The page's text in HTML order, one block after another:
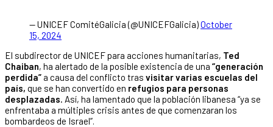
— UNICEF ComitéGalicia (@UNICEFGalicia)October
15, 2024
El subdirector de UNICEF para acciones humanitarias, Ted
Chaiban, ha alertado de la posible existencia de una “generación
perdida” a causa del conflicto tras visitar varias escuelas del
país, que se han convertido en refugios para personas
desplazadas. Así, ha lamentado que la población libanesa “ya se
enfrentaba a múltiples crisis antes de que comenzaran los
bombardeos de Israel”.